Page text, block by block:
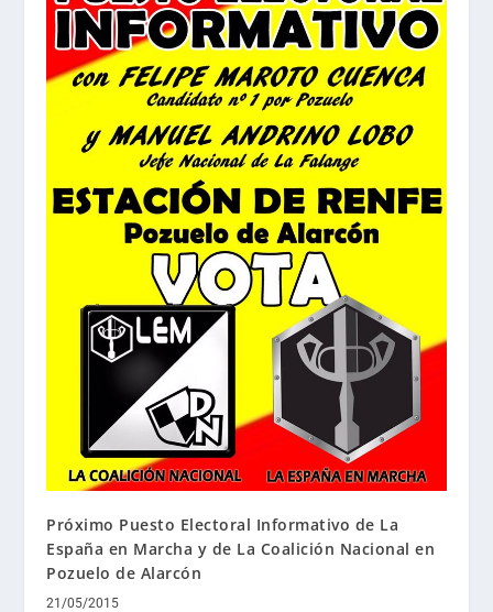
Próximo Puesto Electoral Informativo de La
España en Marcha y de La Coalición Nacional en
Pozuelo de Alarcón
21/05/2015